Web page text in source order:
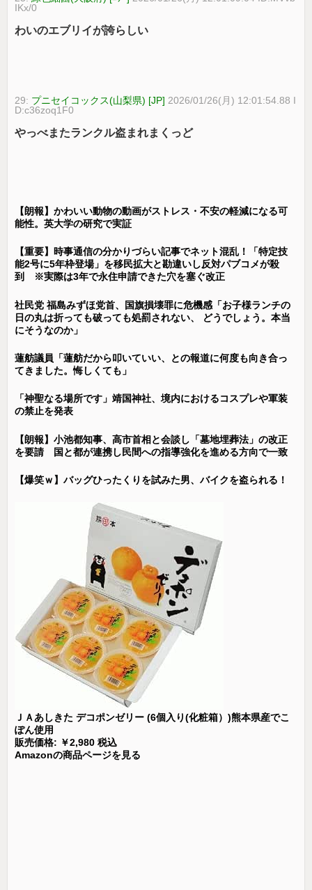
IKx/0
わいのエブリイが誇らしい
29: プニセイコックス(山梨県) [JP] 2026/01/26(月) 12:01:54.88 I
D:c36zoq1F0
やっべまたランクル盗まれまくっど
【朗報】かわいい動物の動画がストレス・不安の軽減になる可
能性。英大学の研究で実証
【重要】時事通信の分かりづらい記事でネット混乱！「特定技
能2号に5年枠登場」を移民拡大と勘違いし反対パブコメが殺
到 ※実際は3年で永住申請できた穴を塞ぐ改正
社民党 福島みずほ党首、国旗損壊罪に危機感「お子様ランチの
日の丸は折っても破っても処罰されない、 どうでしょう。本当
にそうなのか」
蓮舫議員「蓮舫だから叩いていい、との報道に何度も向き合っ
てきました。悔しくても」
「神聖なる場所です」靖国神社、境内におけるコスプレや軍装
の禁止を発表
【朗報】小池都知事、高市首相と会談し「墓地埋葬法」の改正
を要請 国と都が連携し民間への指導強化を進める方向で一致
【爆笑ｗ】バッグひったくりを試みた男、バイクを盗られる！
ＪＡあしきた デコポンゼリー (6個入り(化粧箱）)熊本県産でこ
ぽん使用
販売価格: ￥2,980 税込
Amazonの商品ページを見る